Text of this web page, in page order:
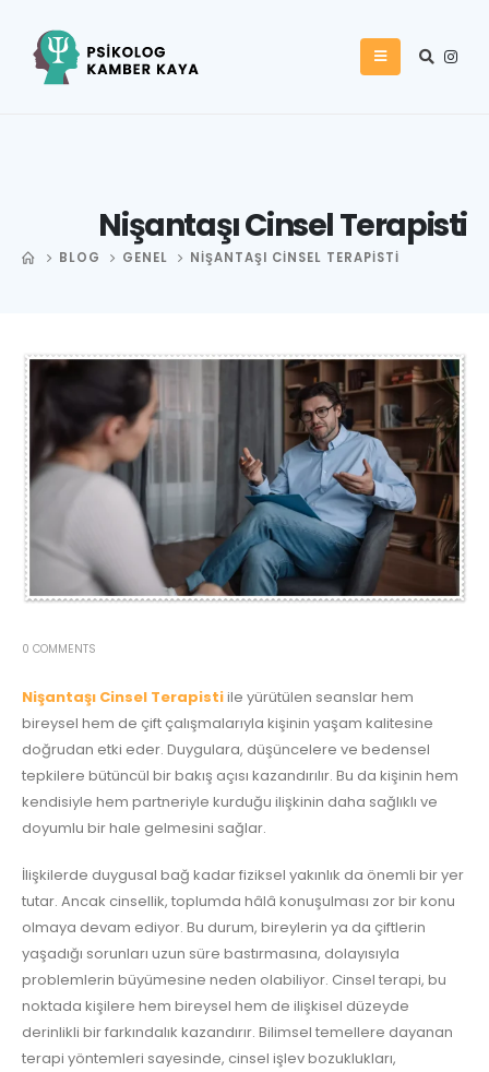
Nişantaşı Cinsel Terapisti
BLOG GENEL NIŞANTAŞI CINSEL TERAPISTI
0 COMMENTS
Nişantaşı Cinsel Terapistiile yürütülen seanslar hem
bireysel hem de çift çalışmalarıyla kişinin yaşam kalitesine
doğrudan etki eder. Duygulara, düşüncelere ve bedensel
tepkilere bütüncül bir bakış açısı kazandırılır. Bu da kişinin hem
kendisiyle hem partneriyle kurduğu ilişkinin daha sağlıklı ve
doyumlu bir hale gelmesini sağlar.
İlişkilerde duygusal bağ kadar fiziksel yakınlık da önemli bir yer
tutar. Ancak cinsellik, toplumda hâlâ konuşulması zor bir konu
olmaya devam ediyor. Bu durum, bireylerin ya da çiftlerin
yaşadığı sorunları uzun süre bastırmasına, dolayısıyla
problemlerin büyümesine neden olabiliyor. Cinsel terapi, bu
noktada kişilere hem bireysel hem de ilişkisel düzeyde
derinlikli bir farkındalık kazandırır. Bilimsel temellere dayanan
terapi yöntemleri sayesinde, cinsel işlev bozuklukları,